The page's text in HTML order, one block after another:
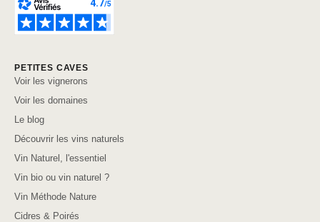
PETITES CAVES
Voir les vignerons
Voir les domaines
Le blog
Découvrir les vins naturels
Vin Naturel, l'essentiel
Vin bio ou vin naturel ?
Vin Méthode Nature
Cidres & Poirés